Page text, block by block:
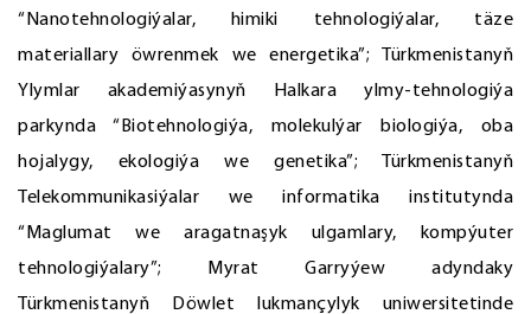
“Nanotehnologiýalar, himiki tehnologiýalar, täze
materiallary öwrenmek we energetika”; Türkmenistanyň
Ylymlar akademiýasynyň Halkara ylmy-tehnologiýa
parkynda “Biotehnologiýa, molekulýar biologiýa, oba
hojalygy, ekologiýa we genetika”; Türkmenistanyň
Telekommunikasiýalar we informatika institutynda
“Maglumat we aragatnaşyk ulgamlary, kompýuter
tehnologiýalary”; Myrat Garryýew adyndaky
Türkmenistanyň Döwlet lukmançylyk uniwersitetinde